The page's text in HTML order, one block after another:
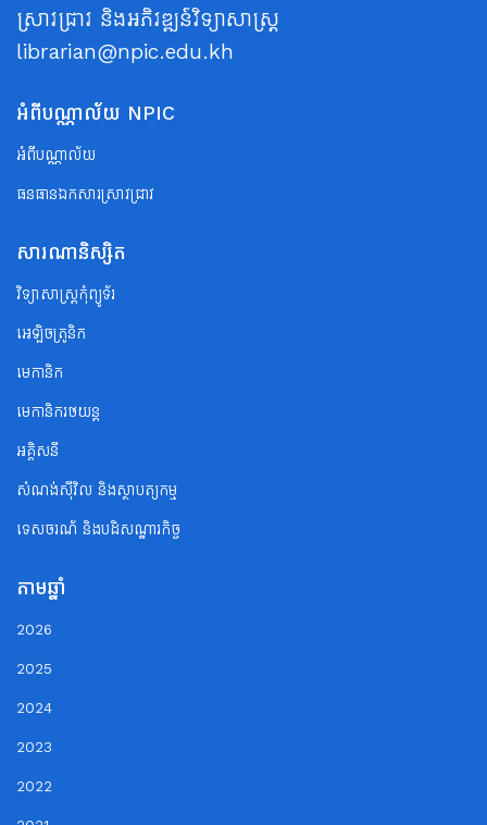
ស្រាវជ្រាវ និងអភិវឌ្ឍន៍វិទ្យាសាស្ត្រ
librarian@npic.edu.kh
អំពីបណ្ណាល័យ NPIC
អំពីបណ្ណាល័យ
ធនធានឯកសារស្រាវជ្រាវ
សារណានិស្សិត
វិទ្យាសាស្ត្រកុំព្យូទ័រ
អេឡិចត្រូនិក
មេកានិក
មេកានិករថយន្ត
អគ្គិសនី
សំណង់ស៊ីវិល និងស្ថាបត្យកម្ម
ទេសចរណ័ និងបដិសណ្ឋារកិច្ច
តាមឆ្នាំ
2026
2025
2024
2023
2022